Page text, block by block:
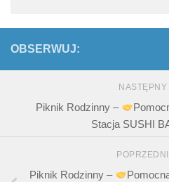
OBSERWUJ:
NASTĘPNY
Piknik Rodzinny –
Stacja SUSHI
Piknik Rodzinny –